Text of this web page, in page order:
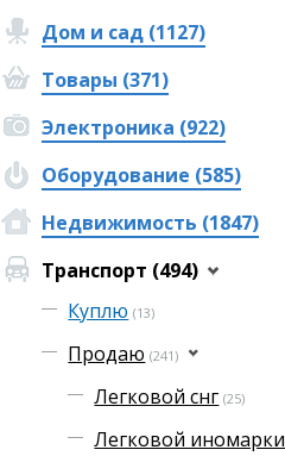
Дом и сад (1127)
Товары (371)
Электроника (922)
Оборудование (585)
Недвижимость (1847)
Транспорт (494)
Куплю (13)
Продаю (241)
Легковой снг (25)
Легковой иномарки